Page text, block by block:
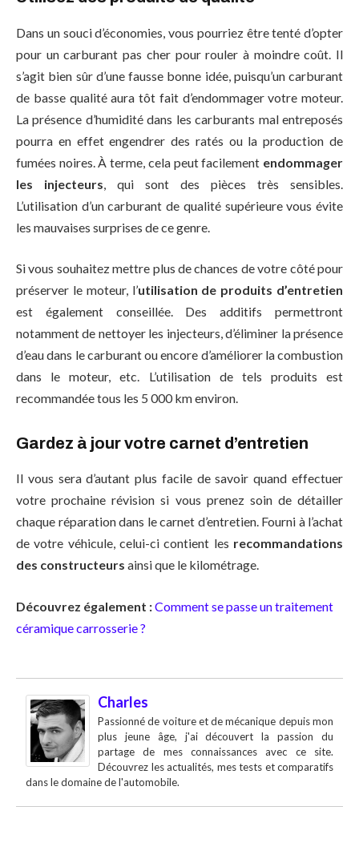
Dans un souci d’économies, vous pourriez être tenté d’opter
pour un carburant pas cher pour rouler à moindre coût. Il
s’agit bien sûr d’une fausse bonne idée, puisqu’un carburant
de basse qualité aura tôt fait d’endommager votre moteur.
La présence d’humidité dans les carburants mal entreposés
pourra en effet engendrer des ratés ou la production de
fumées noires. À terme, cela peut facilement endommager
les injecteurs , qui sont des pièces très sensibles.
L’utilisation d’un carburant de qualité supérieure vous évite
les mauvaises surprises de ce genre.
Si vous souhaitez mettre plus de chances de votre côté pour
préserver le moteur, l’utilisation de produits d’entretien
est également conseillée. Des additifs permettront
notamment de nettoyer les injecteurs, d’éliminer la présence
d’eau dans le carburant ou encore d’améliorer la combustion
dans le moteur, etc. L’utilisation de tels produits est
recommandée tous les 5 000 km environ.
Gardez à jour votre carnet d’entretien
Il vous sera d’autant plus facile de savoir quand effectuer
votre prochaine révision si vous prenez soin de détailler
chaque réparation dans le carnet d’entretien. Fourni à l’achat
de votre véhicule, celui-ci contient les recommandations
des constructeurs ainsi que le kilométrage.
Découvrez également :Comment se passe un traitement
céramique carrosserie ?
Charles
Passionné de voiture et de mécanique depuis mon
plus jeune âge, j'ai découvert la passion du
partage de mes connaissances avec ce site.
Découvrez les actualités, mes tests et comparatifs
dans le domaine de l'automobile.